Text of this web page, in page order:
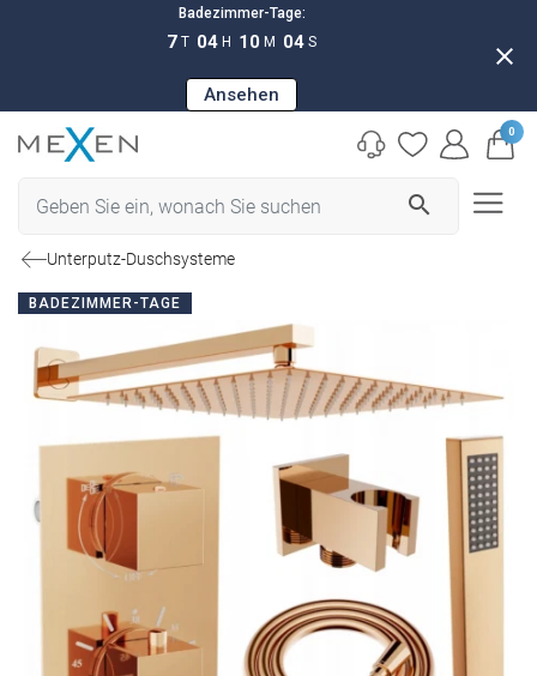
Badezimmer-Tage:
7 T 04 H 10 M 03 S
Ansehen
close
search
0
Unterputz-Duschsysteme
BADEZIMMER-TAGE